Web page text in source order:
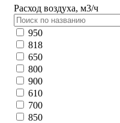
Расход воздуха, м3/ч
950
818
650
800
900
610
700
850